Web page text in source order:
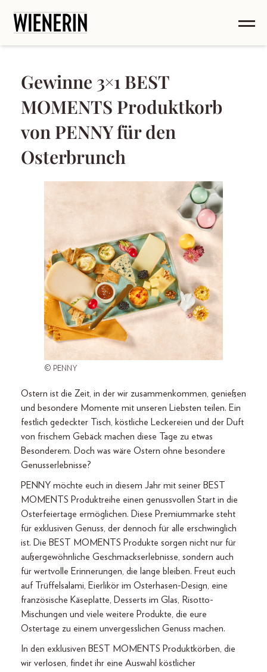
Gewinne 3×1 BEST
MOMENTS Produktkorb
von PENNY für den
Osterbrunch
© PENNY
Ostern ist die Zeit, in der wir zusammenkommen, genießen
und besondere Momente mit unseren Liebsten teilen. Ein
festlich gedeckter Tisch, köstliche Leckereien und der Duft
von frischem Gebäck machen diese Tage zu etwas
Besonderem. Doch was wäre Ostern ohne besondere
Genusserlebnisse?
PENNY möchte euch in diesem Jahr mit seiner BEST
MOMENTS Produktreihe einen genussvollen Start in die
Osterfeiertage ermöglichen. Diese Premiummarke steht
für exklusiven Genuss, der dennoch für alle erschwinglich
ist. Die BEST MOMENTS Produkte sorgen nicht nur für
außergewöhnliche Geschmackserlebnisse, sondern auch
für wertvolle Erinnerungen, die lange bleiben. Freut euch
auf Trüffelsalami, Eierlikör im Osterhasen-Design, eine
französische Käseplatte, Desserts im Glas, Risotto-
Mischungen und viele weitere Produkte, die eure
Ostertage zu einem unvergesslichen Genuss machen.
In den exklusiven BEST MOMENTS Produktkörben, die
wir verlosen, findet ihr eine Auswahl köstlicher